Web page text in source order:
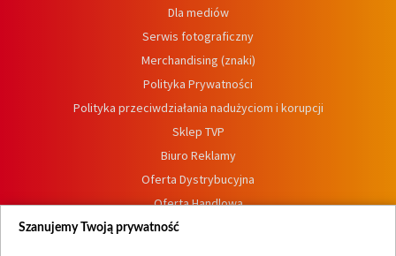
Dla mediów
Serwis fotograficzny
Merchandising (znaki)
Polityka Prywatności
Polityka przeciwdziałania nadużyciom i korupcji
Sklep TVP
Biuro Reklamy
Oferta Dystrybucyjna
Oferta Handlowa
Dostępność
Szanujemy Twoją prywatność